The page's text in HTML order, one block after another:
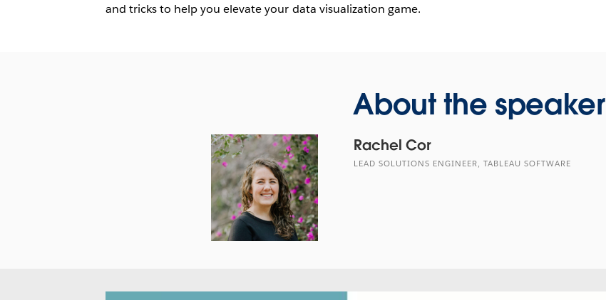
and tricks to help you elevate your data visualization game.
About the speaker
Rachel Cor
LEAD SOLUTIONS ENGINEER, TABLEAU SOFTWARE